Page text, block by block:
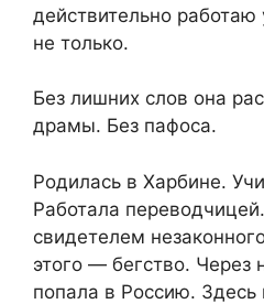
действительно
не только.
Без лишних слов она
драмы. Без пафоса.
Родилась в Харбине.
Работала
свидетелем
этого — бегство. Через
попала в Россию. Здесь